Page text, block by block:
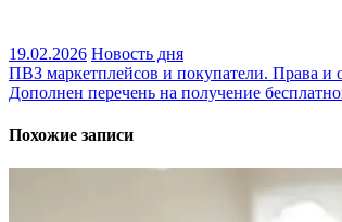
19.02.2026 Новость дня
Навигация
по
записям
ПВЗ маркетплейсов и покупатели. Права и
Дополнен перечень на получение
Похожие записи